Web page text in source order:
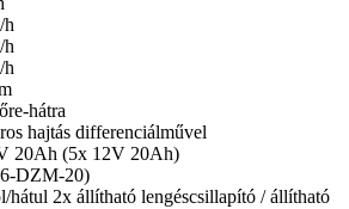
h
h
h
hátra
hajtás differenciálművel
20Ah (5x 12V 20Ah)
DZM-20)
hátul 2x állítható lengéscsillapító / állítható